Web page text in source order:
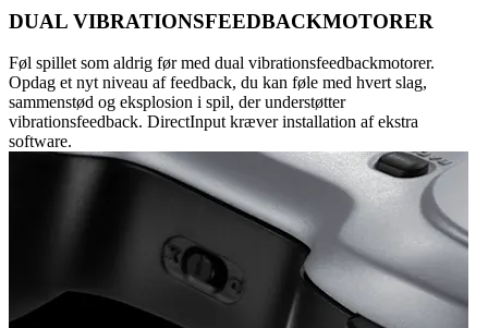
DUAL VIBRATIONSFEEDBACKMOTORER
Føl spillet som aldrig før med dual vibrationsfeedbackmotorer.
Opdag et nyt niveau af feedback, du kan føle med hvert slag,
sammenstød og eksplosion i spil, der understøtter
vibrationsfeedback. DirectInput kræver installation af ekstra
software.